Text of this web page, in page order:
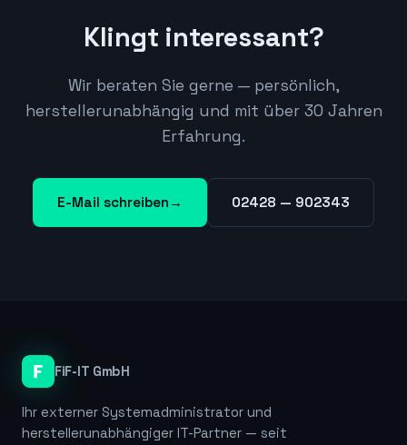
Klingt interessant?
Wir beraten Sie gerne — persönlich,
herstellerunabhängig und mit über 30 Jahren
Erfahrung.
E-Mail schreiben → 02428 — 902343
FiF-IT GmbH
Ihr externer Systemadministrator und
herstellerunabhängiger IT-Partner — seit